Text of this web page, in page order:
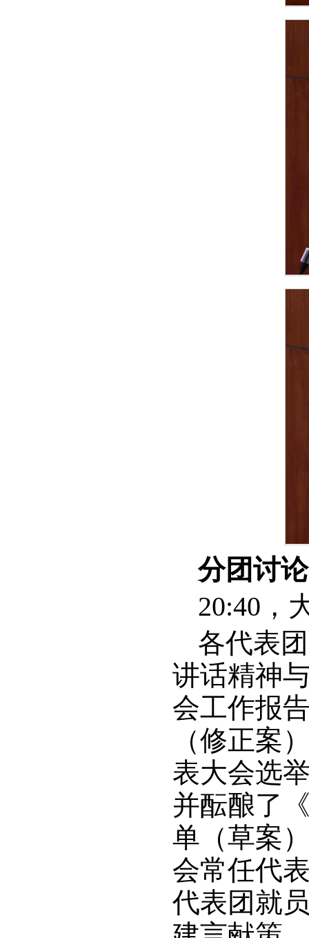
分团讨
20:40，
各代表
讲话精神
会工作报
（修正案
表大会选
并酝酿了
单（草案
会常任代
代表团就